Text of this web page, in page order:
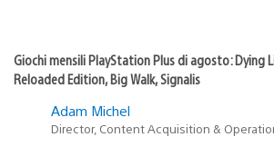
Giochi mensili PlayStation Plus di agosto: Dying
Reloaded Edition, Big Walk, Signalis
Adam Michel
Director, Content Acquisition &